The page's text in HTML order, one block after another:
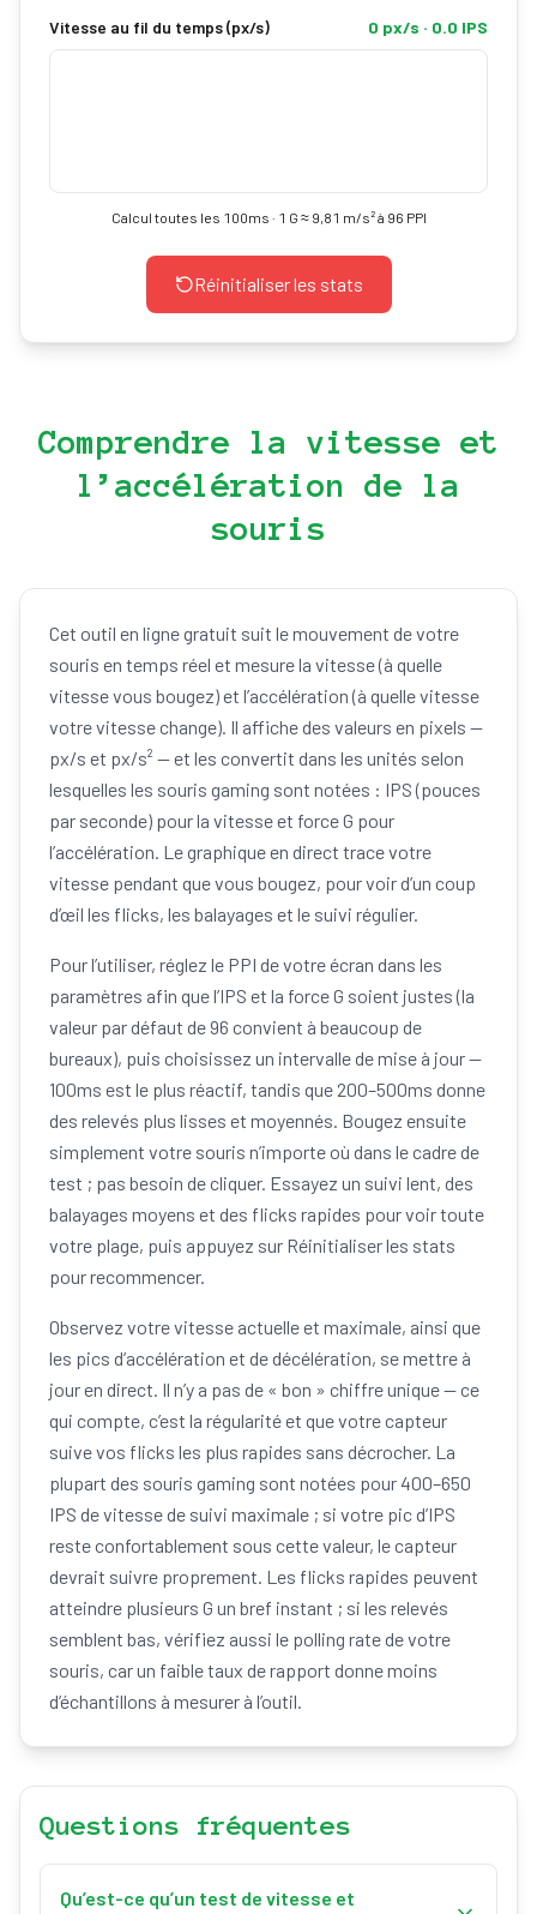
Vitesse au fil du temps (px/s) 0 px/s · 0.0 IPS
Calcul toutes les 100ms · 1 G ≈ 9,81 m/s² à 96 PPI
Réinitialiser les stats
Comprendre la vitesse et
l’accélération de la
souris
Cet outil en ligne gratuit suit le mouvement de votre
souris en temps réel et mesure la vitesse (à quelle
vitesse vous bougez) et l’accélération (à quelle vitesse
votre vitesse change). Il affiche des valeurs en pixels —
px/s et px/s² — et les convertit dans les unités selon
lesquelles les souris gaming sont notées : IPS (pouces
par seconde) pour la vitesse et force G pour
l’accélération. Le graphique en direct trace votre
vitesse pendant que vous bougez, pour voir d’un coup
d’œil les flicks, les balayages et le suivi régulier.
Pour l’utiliser, réglez le PPI de votre écran dans les
paramètres afin que l’IPS et la force G soient justes (la
valeur par défaut de 96 convient à beaucoup de
bureaux), puis choisissez un intervalle de mise à jour —
100ms est le plus réactif, tandis que 200–500ms donne
des relevés plus lisses et moyennés. Bougez ensuite
simplement votre souris n’importe où dans le cadre de
test ; pas besoin de cliquer. Essayez un suivi lent, des
balayages moyens et des flicks rapides pour voir toute
votre plage, puis appuyez sur Réinitialiser les stats
pour recommencer.
Observez votre vitesse actuelle et maximale, ainsi que
les pics d’accélération et de décélération, se mettre à
jour en direct. Il n’y a pas de « bon » chiffre unique — ce
qui compte, c’est la régularité et que votre capteur
suive vos flicks les plus rapides sans décrocher. La
plupart des souris gaming sont notées pour 400–650
IPS de vitesse de suivi maximale ; si votre pic d’IPS
reste confortablement sous cette valeur, le capteur
devrait suivre proprement. Les flicks rapides peuvent
atteindre plusieurs G un bref instant ; si les relevés
semblent bas, vérifiez aussi le polling rate de votre
souris, car un faible taux de rapport donne moins
d’échantillons à mesurer à l’outil.
Questions fréquentes
Qu’est-ce qu’un test de vitesse et